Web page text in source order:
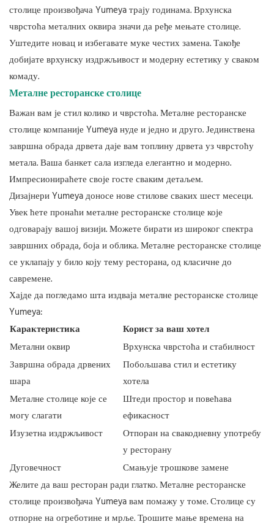
столице произвођача Yumeya трају годинама. Врхунска
чврстоћа металних оквира значи да ређе мењате столице.
Уштедите новац и избегавате муке честих замена. Такође
добијате врхунску издржљивост и модерну естетику у сваком
комаду.
Металне ресторанске столице
Важан вам је стил колико и чврстоћа. Металне ресторанске
столице компаније Yumeya нуде и једно и друго. Јединствена
завршна обрада дрвета даје вам топлину дрвета уз чврстоћу
метала. Ваша банкет сала изгледа елегантно и модерно.
Импресионираћете своје госте сваким детаљем.
Дизајнери Yumeya доносе нове стилове сваких шест месеци.
Увек ћете пронаћи металне ресторанске столице које
одговарају вашој визији. Можете бирати из широког спектра
завршних обрада, боја и облика. Металне ресторанске столице
се уклапају у било коју тему ресторана, од класичне до
савремене.
Хајде да погледамо шта издваја металне ресторанске столице
Yumeya:
Карактеристика
Корист за ваш хотел
Метални оквир
Врхунска чврстоћа и стабилност
Завршна обрада дрвених
шара
Побољшава стил и естетику
хотела
Металне столице које се
могу слагати
Штеди простор и повећава
ефикасност
Изузетна издржљивост
Отпоран на свакодневну употребу
у ресторану
Дуговечност
Смањује трошкове замене
Желите да ваш ресторан ради глатко. Металне ресторанске
столице произвођача Yumeya вам помажу у томе. Столице су
отпорне на огреботине и мрље. Трошите мање времена на